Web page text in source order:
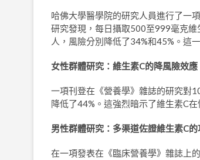
哈佛大學醫學院的研究人員進行了一
研究發現，每日攝取500至999毫克
人，風險分別降低了34%和45%。這
女性群體研究：維生素C的降風險效應
一項刊登在《營養學》雜誌的研究對
降低了44%。這強烈暗示了維生素C
男性群體研究：多渠道佐證維生素C的
在一項發表在《臨床營養學》雜誌上